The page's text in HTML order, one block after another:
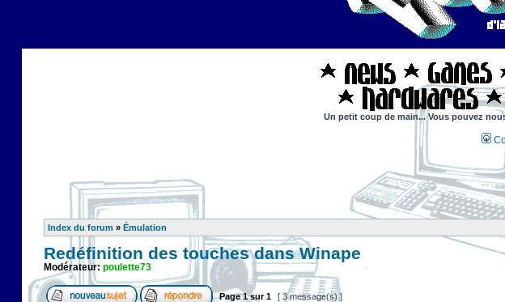
Un petit coup de main... Vous pouvez
Index du forum » Émulation
Redéfinition des touches dans Winape
Modérateur: poulette73
Page1sur1 [ 3 message(s) ]